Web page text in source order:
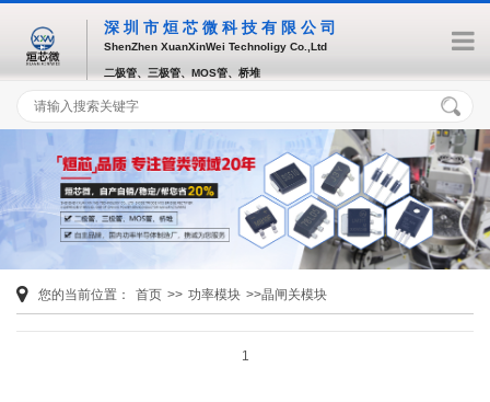
深圳市烜芯微科技有限公司
ShenZhen XuanXinWei Technoligy Co.,Ltd
二极管、三极管、MOS管、桥堆
您的当前位置： 首页 >> 功率模块 >>晶闸关模块
1